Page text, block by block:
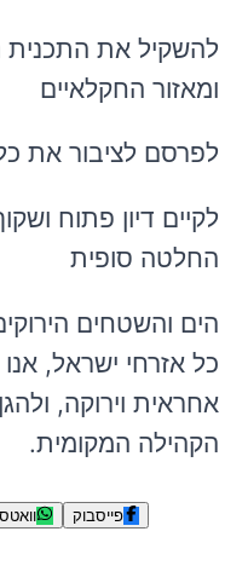
להשקיל את התכנית
ומאזור החקלאיים
לפרסם לציבור את
לקיים דיון פתוח
החלטה סופית
הים והשטחים
כל אזרחי ישראל,
אחראית וירוקה,
הקהילה המקומית.
פייסבוק